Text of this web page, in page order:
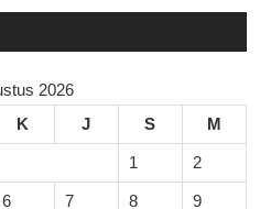
2026
K J S M
1 2
6 7 8 9